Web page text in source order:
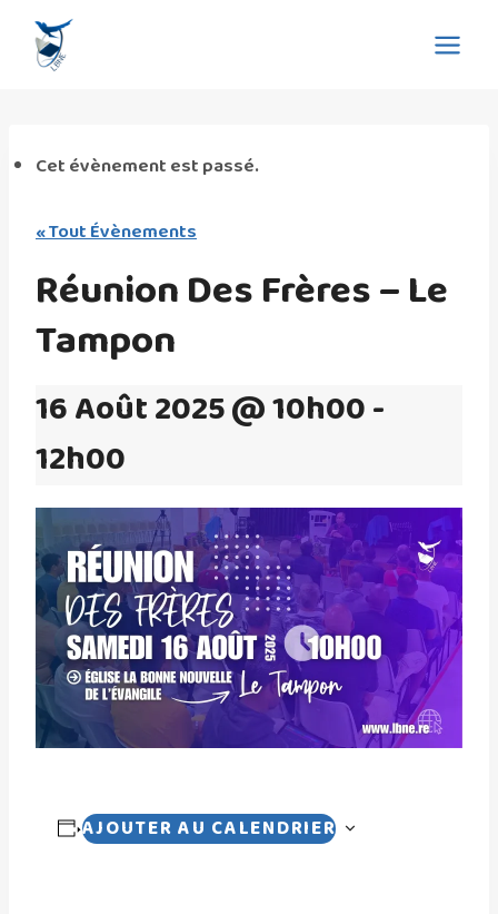
Aller
contenu
Cet évènement est passé.
« Tout Évènements
Réunion Des Frères – Le
Tampon
16 Août 2025 @ 10h00-
12h00
AJOUTER AU CALENDRIER